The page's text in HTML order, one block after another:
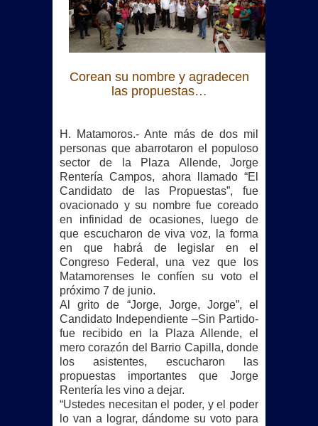
Corean su nombre y agradecen
las propuestas…
H. Matamoros.- Ante más de dos mil
personas que abarrotaron el populoso
sector de la Plaza Allende, Jorge
Rentería Campos, ahora llamado “El
Candidato de las Propuestas”, fue
ovacionado y su nombre fue coreado
en infinidad de ocasiones, luego de
que escucharon de viva voz, la forma
en que habrá de legislar en el
Congreso Federal, una vez que los
Matamorenses le confíen su voto el
próximo 7 de junio.
Al grito de “Jorge, Jorge, Jorge”, el
Candidato Independiente –Sin Partido-
fue recibido en la Plaza Allende, el
mero corazón del Barrio Capilla, donde
los asistentes, escucharon las
propuestas importantes que Jorge
Rentería les vino a dejar.
“Ustedes necesitan el poder, y el poder
lo van a lograr, dándome su voto para